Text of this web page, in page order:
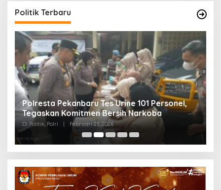
Politik Terbaru
Polresta Pekanbaru Tes Urine 101 Personel,
Tegaskan Komitmen Bersih Narkoba
Di Politik, Polri Februari 23, 2026